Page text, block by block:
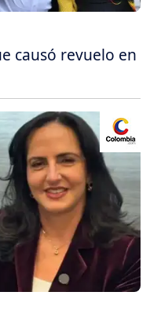
causó revuelo en